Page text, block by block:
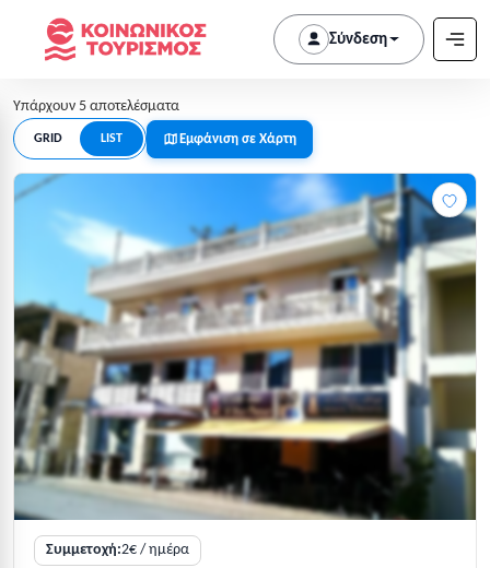
Σύνδεση
Υπάρχουν 5 αποτελέσματα
GRID LIST Εμφάνιση σε Χάρτη
Συμμετοχή:2€ / ημέρα